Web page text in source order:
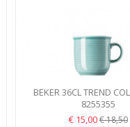
BEKER 36CL TREND
BLUE
8255355
€ 15,00€ 18,50